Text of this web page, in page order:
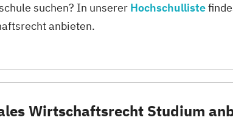
suchen? In unserer Hochschulliste
anbieten.
Wirtschaftsrecht Studium